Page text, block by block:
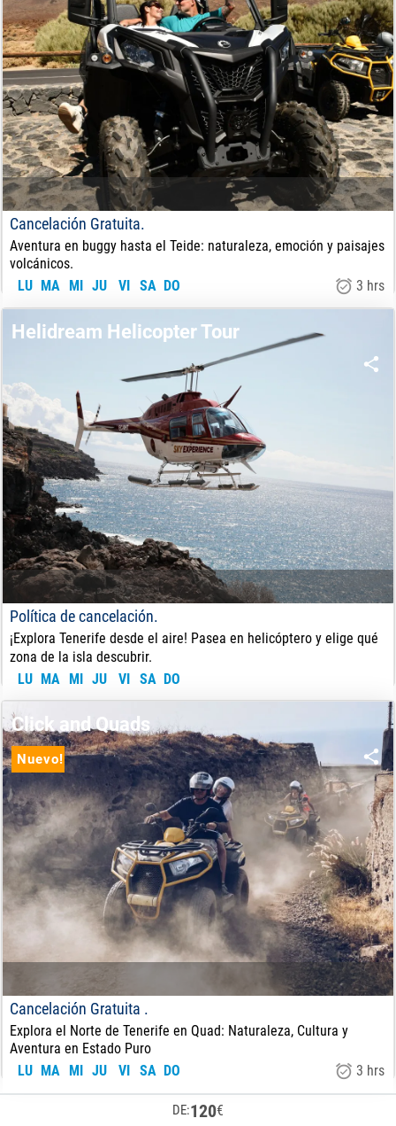
Cancelación Gratuita.
Aventura en buggy hasta el Teide: naturaleza, emoción y paisajes
volcánicos.
LU MA MI JU VI SA DO 3 hrs
DE:180€
Helidream Helicopter Tour
Política de cancelación.
¡Explora Tenerife desde el aire! Pasea en helicóptero y elige qué
zona de la isla descubrir.
LU MA MI JU VI SA DO
Nuevo!
Click and Quads
Cancelación Gratuita .
Explora el Norte de Tenerife en Quad: Naturaleza, Cultura y
Aventura en Estado Puro
LU MA MI JU VI SA DO 3 hrs
DE:120€